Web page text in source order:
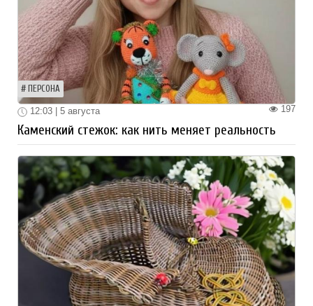
ПЕРСОНА
197
12:03 | 5 августа
Каменский стежок: как нить меняет реальность